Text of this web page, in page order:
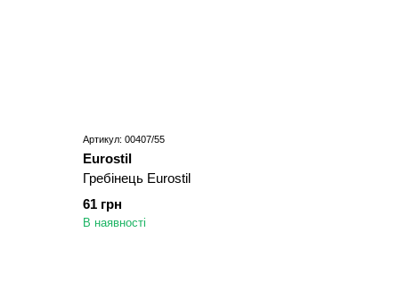
Артикул: 00407/55
Eurostil
Гребінець Eurostil
61 грн
В наявності